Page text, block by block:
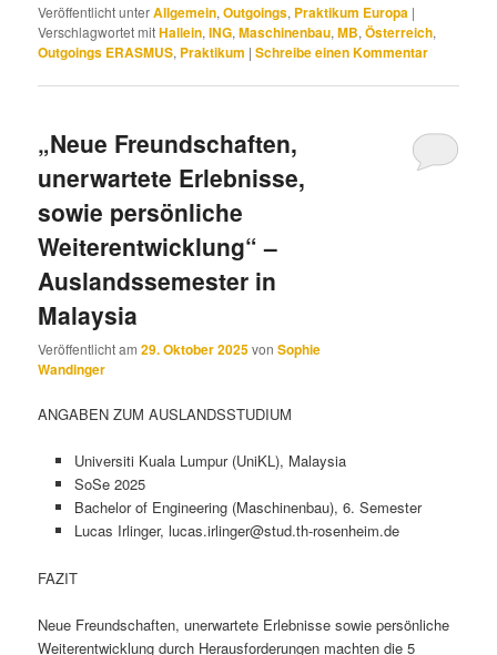
Veröffentlicht unterAllgemein,Outgoings, Praktikum Europa |
Verschlagwortet mitHallein,ING,Maschinenbau,MB,Österreich,
Outgoings ERASMUS, Praktikum |Schreibe einen Kommentar
„Neue Freundschaften,
unerwartete Erlebnisse,
sowie persönliche
Weiterentwicklung“ –
Auslandssemester in
Malaysia
Veröffentlicht am29. Oktober 2025vonSophie
Wandinger
ANGABEN ZUM AUSLANDSSTUDIUM
Universiti Kuala Lumpur (UniKL), Malaysia
SoSe 2025
Bachelor of Engineering (Maschinenbau), 6. Semester
Lucas Irlinger, lucas.irlinger@stud.th-rosenheim.de
FAZIT
Neue Freundschaften, unerwartete Erlebnisse sowie persönliche
Weiterentwicklung durch Herausforderungen machten die 5